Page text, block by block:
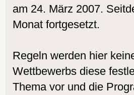
am 24. März 2007.
Monat fortgesetzt.
Regeln werden hier
Wettbewerbs diese
Thema vor und die